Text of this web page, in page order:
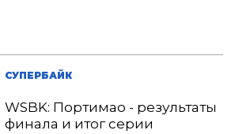
СУПЕРБАЙК
WSBK: Портимао - результаты
финала и итог серии